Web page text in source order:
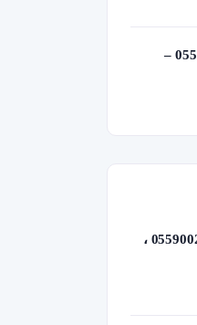
مظلات خرانات القطيف ت: 0559002951 –
تركيب مظلات قماش الدمام ت: 0559002951 ،